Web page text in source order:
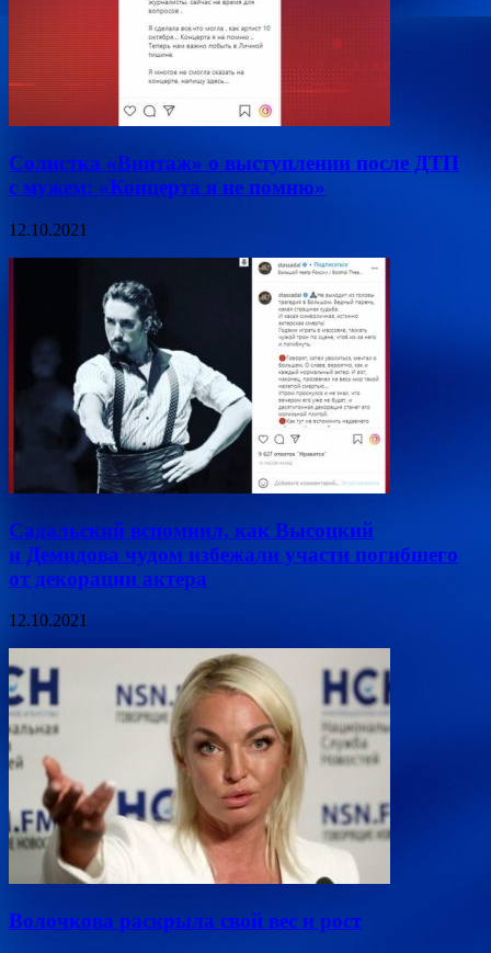
Солистка «Винтаж» о выступлении после ДТП
с мужем: «Концерта я не помню»
12.10.2021
Садальский вспомнил, как Высоцкий
и Демидова чудом избежали участи погибшего
от декорации актера
12.10.2021
Волочкова раскрыла свой вес и рост